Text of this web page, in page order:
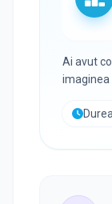
Ai avut
imaginea